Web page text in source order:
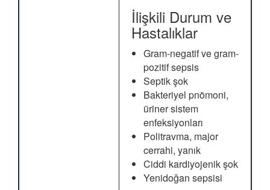
İlişkili Durum ve
Hastalıklar
Gram-negatif ve gram-
pozitif sepsis
Septik şok
Bakteriyel pnömoni,
üriner sistem
enfeksiyonları
Politravma, major
cerrahi, yanık
Ciddi kardiyojenik şok
Yenidoğan sepsisi